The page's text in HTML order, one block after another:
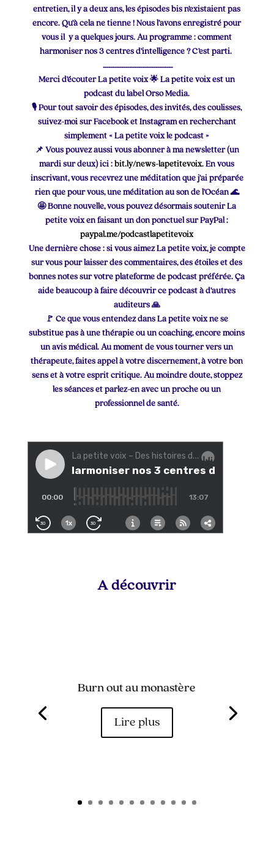
entretien, il y a deux ans, les épisodes bis n’existaient pas
encore. Qu’à cela ne tienne ! Nous l’avons enregistré pour
vous il y a quelques jours. Au programme : comment
harmoniser nos 3 centres d’intelligence ? C’est parti.
………………………………………….
Merci d’écouter La petite voix 🌟 La petite voix est un
podcast du label Orso Media.
🎙 Pour tout savoir des épisodes, des invités, des coulisses,
suivez-moi sur Facebook et Instagram en recherchant
simplement « La petite voix le podcast »
📌 Vous pouvez aussi vous abonner à ma newsletter (un
mardi sur deux) ici : bit.ly/news-lapetitevoix. En vous
inscrivant, vous recevrez une méditation que j’ai préparée
rien que pour vous, une méditation au son de l’Océan 🌊
🤩 Bonne nouvelle, vous pouvez désormais soutenir La
petite voixen faisant un don ponctuel sur PayPal :
paypal.me/podcastlapetitevoix
Une dernière chose : si vous aimez La petite voix, je compte
sur vous pour laisser des commentaires, des étoiles et des
bonnes notes sur votre plateforme de podcast préférée. Ça
aide beaucoup à faire découvrir ce podcast à d’autres
auditeurs 🙏
🚩 Ce que vous entendez dans La petite voix ne se
substitue pas à une thérapie ou un coaching, encore moins
un avis médical. Au moment de vous tourner vers un
thérapeute, faites appel à votre discernement, à votre bon
sens et à votre esprit critique. Au moindre doute, stoppez
les séances et parlez-en avec un proche ou un
professionnel de santé.
A découvrir
Burn out au monastère
Lire plus